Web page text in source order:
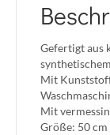
Gefertigt aus
Mit
Mit
Größe: 50 cm